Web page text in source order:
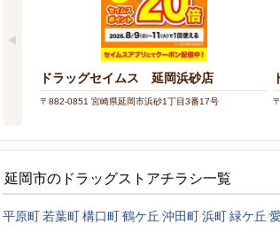
ドラッグセイムス 延岡浜砂店
〒882-0851 宮崎県延岡市浜砂1丁目3番17号
延岡市のドラッグストアチラシ一覧
平原町若葉町構口町鶴ケ丘 沖田町浜町緑ケ丘